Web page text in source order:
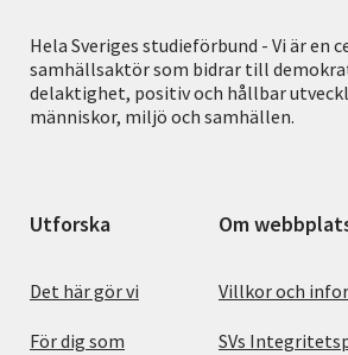
Hela Sveriges studieförbund - Vi är en
samhällsaktör som bidrar till
delaktighet, positiv och hållbar
människor, miljö och samhällen.
Utforska
Det här gör vi
För dig som
Om
Villkor och
SVs